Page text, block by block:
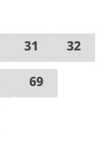
31 32
69